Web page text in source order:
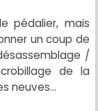
pédalier, mais
un coup de
/
de la
neuves...